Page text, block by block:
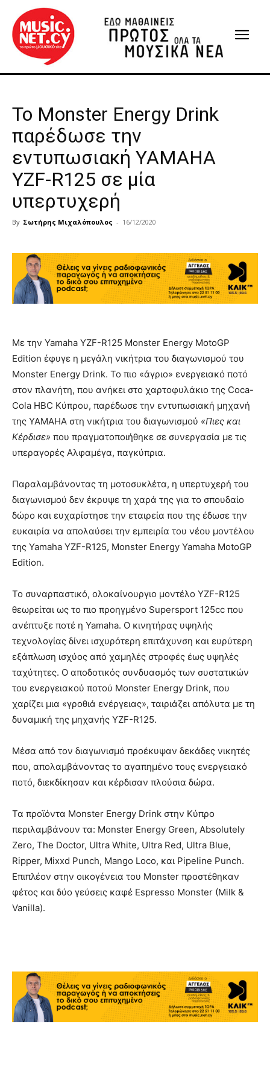
To Monster Energy Drink
παρέδωσε την
εντυπωσιακή ΥΑΜΑΗΑ
YZF-R125 σε μία
υπερτυχερή
By Σωτήρης Μιχαλόπουλος - 16/12/2020
Με την Yamaha YZF-R125 Monster Energy MotoGP
Edition έφυγε η μεγάλη νικήτρια του διαγωνισμού του
Monster Energy Drink. Το πιο «άγριο» ενεργειακό ποτό
στον πλανήτη, που ανήκει στο χαρτοφυλάκιο της Coca-
Cola HBC Κύπρου, παρέδωσε την εντυπωσιακή μηχανή
της ΥΑΜΑΗΑ στη νικήτρια του διαγωνισμού «Πιες και
Κέρδισε» που πραγματοποιήθηκε σε συνεργασία με τις
υπεραγορές Αλφαμέγα, παγκύπρια.
Παραλαμβάνοντας τη μοτοσυκλέτα, η υπερτυχερή του
διαγωνισμού δεν έκρυψε τη χαρά της για το σπουδαίο
δώρο και ευχαρίστησε την εταιρεία που της έδωσε την
ευκαιρία να απολαύσει την εμπειρία του νέου μοντέλου
της Yamaha YZF-R125, Monster Energy Yamaha MotoGP
Edition.
Το συναρπαστικό, ολοκαίνουργιο μοντέλο YZF-R125
θεωρείται ως το πιο προηγμένο Supersport 125cc που
ανέπτυξε ποτέ η Yamaha. Ο κινητήρας υψηλής
τεχνολογίας δίνει ισχυρότερη επιτάχυνση και ευρύτερη
εξάπλωση ισχύος από χαμηλές στροφές έως υψηλές
ταχύτητες. Ο αποδοτικός συνδυασμός των συστατικών
του ενεργειακού ποτού Monster Energy Drink, που
χαρίζει μια «γροθιά ενέργειας», ταιριάζει απόλυτα με τη
δυναμική της μηχανής YZF-R125.
Μέσα από τον διαγωνισμό προέκυψαν δεκάδες νικητές
που, απολαμβάνοντας το αγαπημένο τους ενεργειακό
ποτό, διεκδίκησαν και κέρδισαν πλούσια δώρα.
Τα προϊόντα Monster Energy Drink στην Κύπρο
περιλαμβάνουν τα: Monster Energy Green, Absolutely
Zero, The Doctor, Ultra White, Ultra Red, Ultra Blue,
Ripper, Mixxd Punch, Mango Loco, και Pipeline Punch.
Επιπλέον στην οικογένεια του Monster προστέθηκαν
φέτος και δύο γεύσεις καφέ Espresso Monster (Milk &
Vanilla).